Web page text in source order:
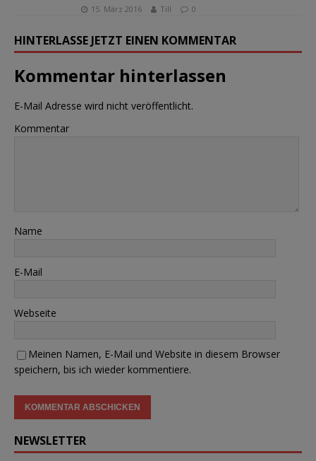
15. März 2016 Till 0
HINTERLASSE JETZT EINEN KOMMENTAR
Kommentar hinterlassen
E-Mail Adresse wird nicht veröffentlicht.
Kommentar
Name
E-Mail
Webseite
Meinen Namen, E-Mail und Website in diesem Browser
speichern, bis ich wieder kommentiere.
NEWSLETTER